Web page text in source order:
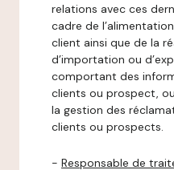
relations avec ces
cadre de
client ainsi que de la
d’importation ou
comportant des
clients ou prospect,
la gestion des
clients ou prospects.
- Responsable de